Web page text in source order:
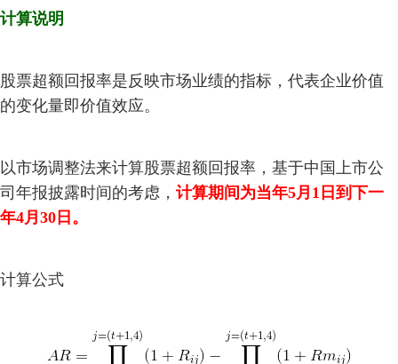
计算说明
股票超额回报率是反映市场业绩的指标，代表企业价值
的变化量即价值效应。
以市场调整法来计算股票超额回报率，基于中国上市公
司年报披露时间的考虑， 计算期间为当年5月1日到下一
年4月30日。
计算公式